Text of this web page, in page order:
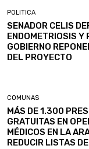
POLITICA
SENADOR CELIS
ENDOMETRIOSIS Y
GOBIERNO
DEL PROYECTO
COMUNAS
MÁS DE 1.300
GRATUITAS EN
MÉDICOS EN LA
REDUCIR LISTAS